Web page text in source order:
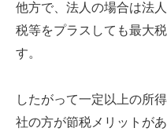
他方で、法人の場合は法
税等をプラスしても最大
す。
したがって一定以上の所
社の方が節税メリットが